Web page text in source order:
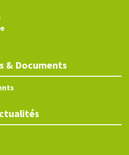
& Documents